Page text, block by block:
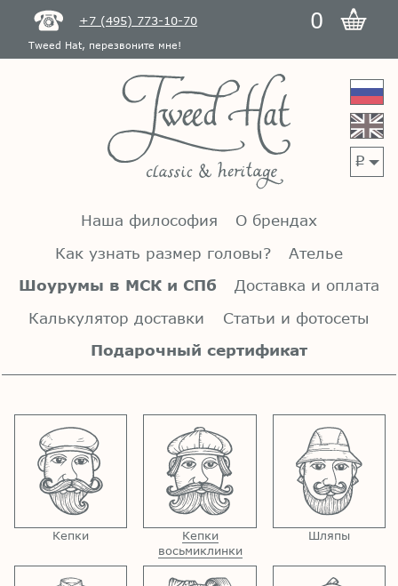
+7 (495) 773-10-70 0
Tweed Hat, перезвоните мне!
p
Наша философия
О брендах
Как узнать размер головы?
Ателье
Шоурумы в МСК и СПб
Доставка и оплата
Калькулятор доставки
Статьи и фотосеты
Подарочный сертификат
Кепки
Кепки
восьмиклинки
Шляпы